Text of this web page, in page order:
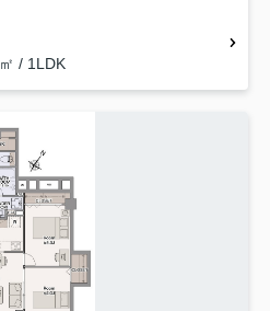
/ 1LDK